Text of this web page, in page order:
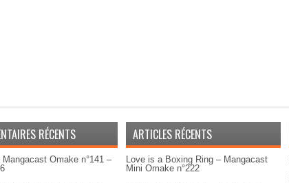
RÉCENTS
Mangacast Omake n°141 –
ARTICLES RÉCENTS
Love is a Boxing Ring – Mangacast
Mini Omake n°222